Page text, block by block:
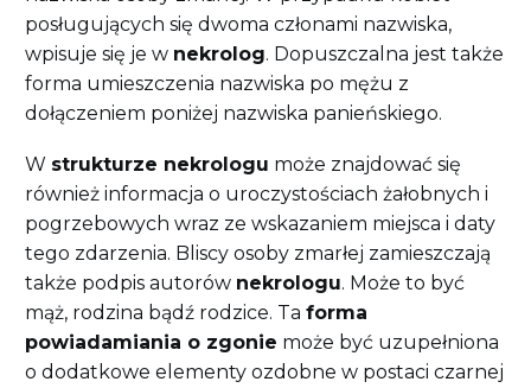
posługujących się dwoma członami nazwiska,
wpisuje się je w nekrolog. Dopuszczalna jest także
forma umieszczenia nazwiska po mężu z
dołączeniem poniżej nazwiska panieńskiego.
W strukturze nekrologu może znajdować się
również informacja o uroczystościach żałobnych i
pogrzebowych wraz ze wskazaniem miejsca i daty
tego zdarzenia. Bliscy osoby zmarłej zamieszczają
także podpis autorów nekrologu. Może to być
mąż, rodzina bądź rodzice. Ta forma
powiadamiania o zgonie może być uzupełniona
o dodatkowe elementy ozdobne w postaci czarnej